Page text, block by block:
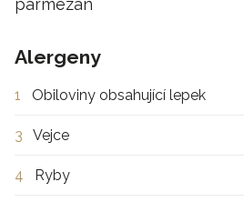
parmezán
Alergeny
1 Obiloviny obsahující lepek
3 Vejce
4 Ryby